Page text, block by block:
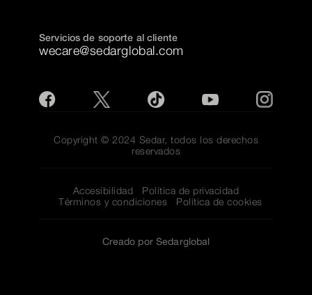
Servicios de soporte al cliente
wecare@sedarglobal.com
Copyright © 2024 Sedar, todos los derechos
reservados
Accesibilidad
Política de privacidad
Términos y condiciones
Política de cookies
Creado por Sedarglobal